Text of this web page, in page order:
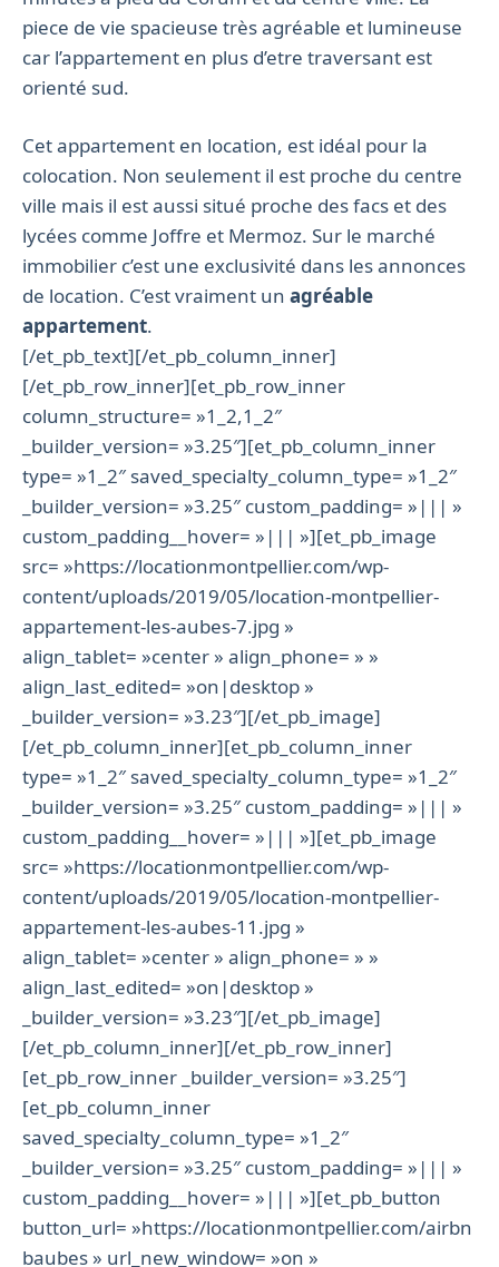
piece de vie spacieuse très agréable et lumineuse
car l’appartement en plus d’etre traversant est
orienté sud.
Cet appartement en location, est idéal pour la
colocation. Non seulement il est proche du centre
ville mais il est aussi situé proche des facs et des
lycées comme Joffre et Mermoz. Sur le marché
immobilier c’est une exclusivité dans les annonces
de location. C’est vraiment un agréable
appartement.
[/et_pb_text][/et_pb_column_inner]
[/et_pb_row_inner][et_pb_row_inner
column_structure= »1_2,1_2″
_builder_version= »3.25″][et_pb_column_inner
type= »1_2″ saved_specialty_column_type= »1_2″
_builder_version= »3.25″ custom_padding= »||| »
custom_padding__hover= »||| »][et_pb_image
src= »https://locationmontpellier.com/wp-
content/uploads/2019/05/location-montpellier-
appartement-les-aubes-7.jpg »
align_tablet= »center » align_phone= » »
align_last_edited= »on|desktop »
_builder_version= »3.23″][/et_pb_image]
[/et_pb_column_inner][et_pb_column_inner
type= »1_2″ saved_specialty_column_type= »1_2″
_builder_version= »3.25″ custom_padding= »||| »
custom_padding__hover= »||| »][et_pb_image
src= »https://locationmontpellier.com/wp-
content/uploads/2019/05/location-montpellier-
appartement-les-aubes-11.jpg »
align_tablet= »center » align_phone= » »
align_last_edited= »on|desktop »
_builder_version= »3.23″][/et_pb_image]
[/et_pb_column_inner][/et_pb_row_inner]
[et_pb_row_inner _builder_version= »3.25″]
[et_pb_column_inner
saved_specialty_column_type= »1_2″
_builder_version= »3.25″ custom_padding= »||| »
custom_padding__hover= »||| »][et_pb_button
button_url= »https://locationmontpellier.com/airbn
baubes » url_new_window= »on »